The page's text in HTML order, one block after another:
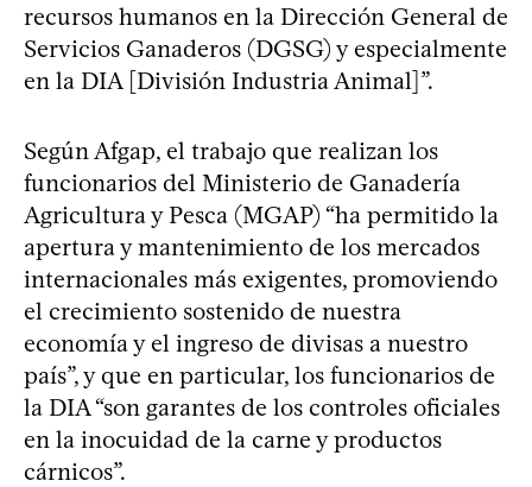
recursos humanos en la Dirección General de
Servicios Ganaderos (DGSG) y especialmente
en la DIA [División Industria Animal]”.
Según Afgap, el trabajo que realizan los
funcionarios del Ministerio de Ganadería
Agricultura y Pesca (MGAP) “ha permitido la
apertura y mantenimiento de los mercados
internacionales más exigentes, promoviendo
el crecimiento sostenido de nuestra
economía y el ingreso de divisas a nuestro
país”, y que en particular, los funcionarios de
la DIA “son garantes de los controles oficiales
en la inocuidad de la carne y productos
cárnicos”.